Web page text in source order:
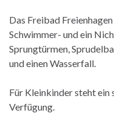
Das Freibad
Schwimmer- und ein
Sprungtürmen,
und einen Wasserfall.
Für Kleinkinder steht ein
Verfügung.